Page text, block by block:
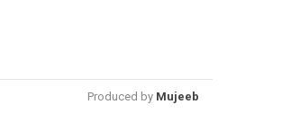
Produced by Mujeeb